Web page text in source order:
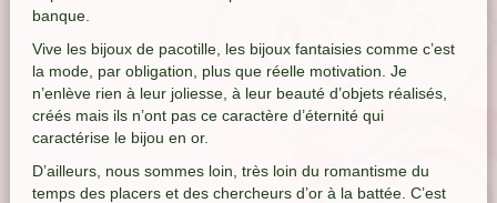
banque.
Vive les bijoux de pacotille, les bijoux fantaisies comme c’est
la mode, par obligation, plus que réelle motivation. Je
n’enlève rien à leur joliesse, à leur beauté d’objets réalisés,
créés mais ils n’ont pas ce caractère d’éternité qui
caractérise le bijou en or.
D’ailleurs, nous sommes loin, très loin du romantisme du
temps des placers et des chercheurs d’or à la battée. C’est